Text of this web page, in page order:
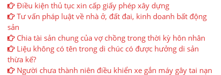
Điều kiện thủ tục xin cấp giấy phép xây dựng
Tư vấn pháp luật về nhà ở, đất đai, kinh doanh bất động
sản
Chia tài sản chung của vợ chồng trong thời kỳ hôn nhân
Liệu không có tên trong di chúc có được hưởng di sản
thừa kế?
Người chưa thành niên điều khiển xe gắn máy gây tai nạn